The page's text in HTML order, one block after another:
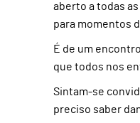
aberto a todas
para momentos
É de um
que todos nos
Sintam-se
preciso saber